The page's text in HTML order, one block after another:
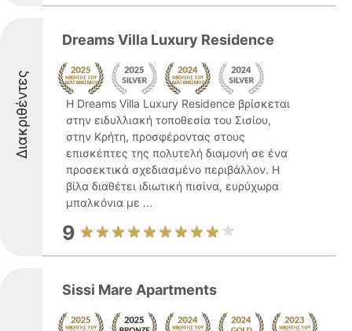
Διακριθέντες
Dreams Villa Luxury Residence
Η Dreams Villa Luxury Residence βρίσκεται
στην ειδυλλιακή τοποθεσία του Σισίου,
στην Κρήτη, προσφέροντας στους
επισκέπτες της πολυτελή διαμονή σε ένα
προσεκτικά σχεδιασμένο περιβάλλον. Η
βίλα διαθέτει ιδιωτική πισίνα, ευρύχωρα
μπαλκόνια με ...
9
Sissi Mare Apartments